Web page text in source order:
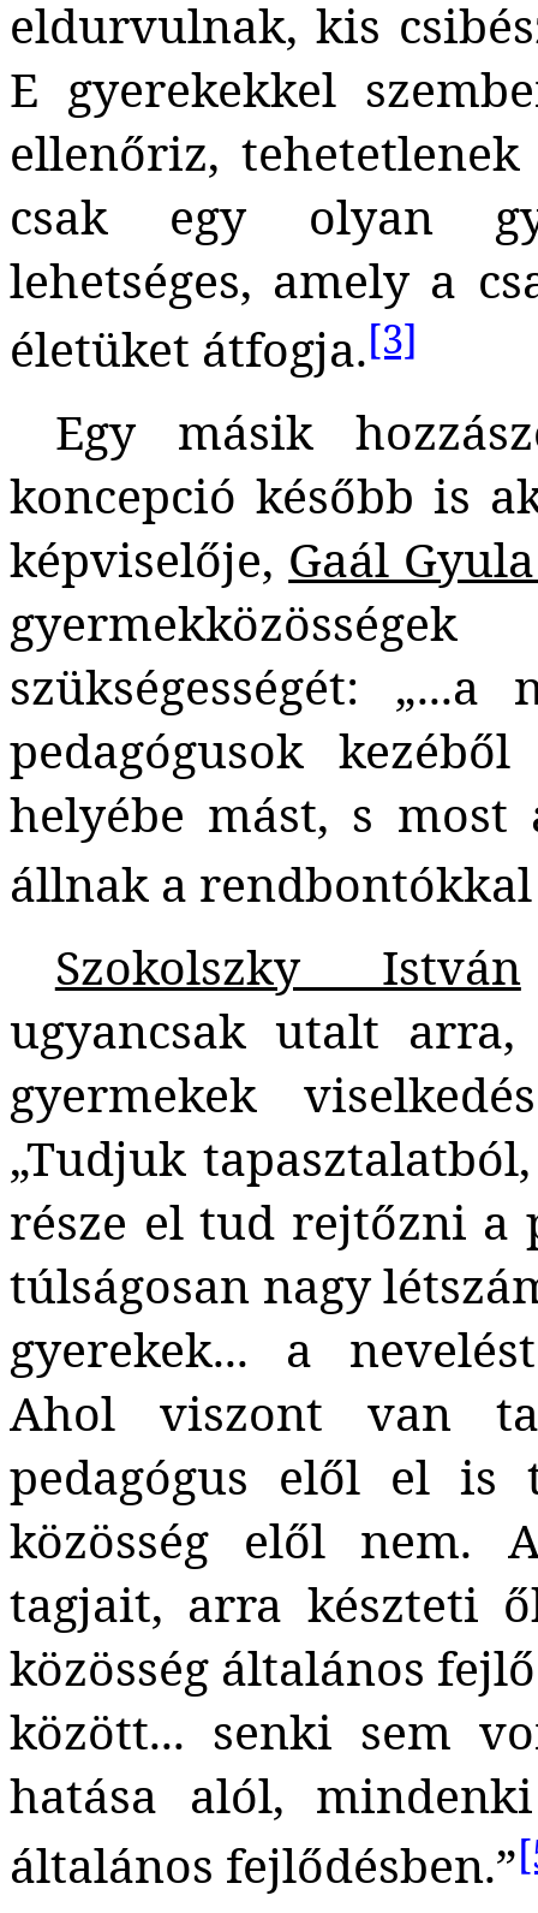
eldurvulnak, kis
E gyerekekkel
ellenőriz,
csak egy olyan
lehetséges, amely a
életüket átfogja.[3]
Egy másik
koncepció később is
képviselője, Gaál
szükségességét:
pedagógusok
helyébe mást, s most
állnak a rendbontókkal
Szokolszky István
ugyancsak utalt
gyermekek
„Tudjuk
része el tud rejtőzni a
túlságosan nagy
gyerekek... a
Ahol viszont van
pedagógus elől el is
közösség elől nem.
tagjait, arra készteti
közösség általános
között... senki sem
hatása alól,
általános fejlődésben.”